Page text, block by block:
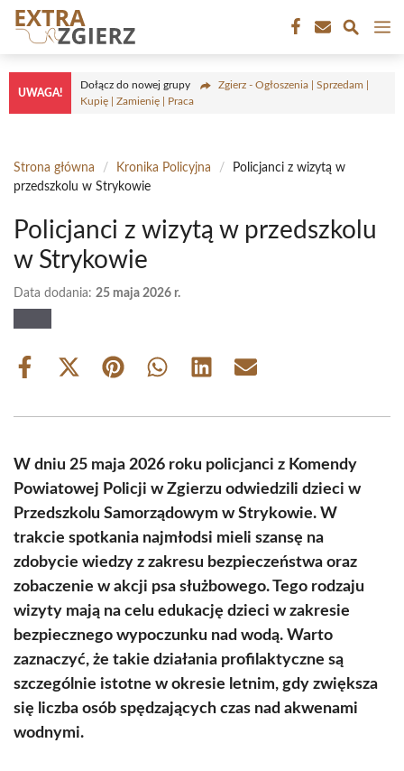
Przejdź
treści
UWAGA!
Dołącz do nowej grupy
Zgierz - Ogłoszenia | Sprzedam |
Kupię | Zamienię | Praca
Strona główna / Kronika Policyjna /
Policjanci z wizytą w
przedszkolu w Strykowie
Policjanci z wizytą w przedszkolu
w Strykowie
Data dodania: 25 maja 2026 r.
Share
Share
(Twitter)
Share Share Share Share
W dniu 25 maja 2026 roku policjanci z Komendy
Powiatowej Policji w Zgierzu odwiedzili dzieci w
Przedszkolu Samorządowym w Strykowie. W
trakcie spotkania najmłodsi mieli szansę na
zdobycie wiedzy z zakresu bezpieczeństwa oraz
zobaczenie w akcji psa służbowego. Tego rodzaju
wizyty mają na celu edukację dzieci w zakresie
bezpiecznego wypoczunku nad wodą. Warto
zaznaczyć, że takie działania profilaktyczne są
szczególnie istotne w okresie letnim, gdy zwiększa
się liczba osób spędzających czas nad akwenami
wodnymi.